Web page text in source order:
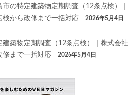
の特定建築物定期調査（12条点検）｜
検から改修まで一括対応
2026年5月4日
建築物定期調査（12条点検）｜株式会社
修まで一括対応
2026年5月4日